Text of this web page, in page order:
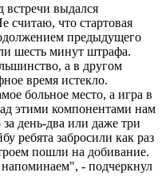
встречи выдался
считаю, что стартовая
предыдущего
шесть минут штрафа.
а в другом
время истекло.
больное место, а игра в
этими компонентами нам
день-два или даже три
ребята забросили как раз
пошли на добивание.
- подчеркнул